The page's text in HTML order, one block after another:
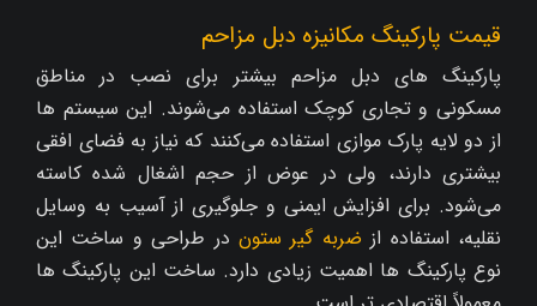
قیمت پارکینگ مکانیزه دبل مزاحم
پارکینگ‌ های دبل مزاحم بیشتر برای نصب در مناطق
مسکونی و تجاری کوچک استفاده می‌شوند. این سیستم‌ ها
از دو لایه پارک موازی استفاده می‌کنند که نیاز به فضای افقی
بیشتری دارند، ولی در عوض از حجم اشغال‌ شده کاسته
می‌شود. برای افزایش ایمنی و جلوگیری از آسیب به وسایل
نقلیه، استفاده از ضربه گیر ستون در طراحی و ساخت این
نوع پارکینگ‌ ها اهمیت زیادی دارد. ساخت این پارکینگ‌ ها